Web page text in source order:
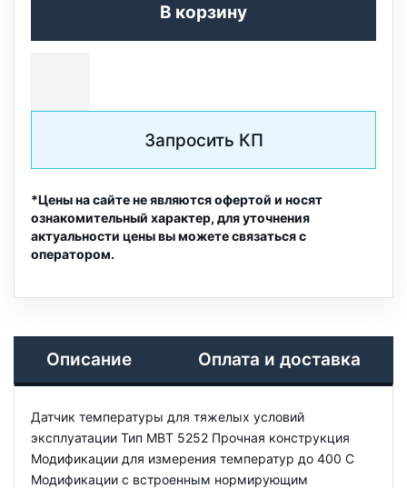
В корзину
Запросить КП
*Цены на сайте не являются офертой и носят
ознакомительный характер, для уточнения
актуальности цены вы можете связаться с
оператором.
Описание Оплата и доставка
Датчик температуры для тяжелых условий
эксплуатации Тип MBT 5252 Прочная конструкция
Модификации для измерения температур до 400 С
Модификации с встроенным нормирующим